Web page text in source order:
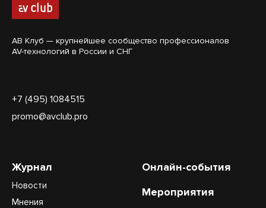
АВ Клуб — крупнейшее сообщество профессионалов
AV-технологий в России и СНГ
+7 (495) 1084515
promo@avclub.pro
Журнал
Новости
Мнения
Онлайн-события
Мероприятия